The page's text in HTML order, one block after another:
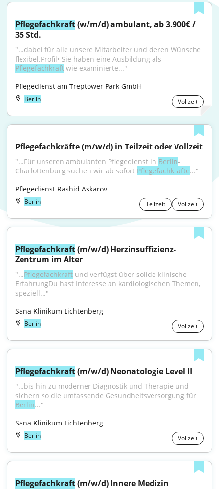
Pflegefachkraft (w/m/d) ambulant, ab 3.900€ /
35 Std.
"...dabei für alle unsere Mitarbeiter und deren Wünsche
Pflegefachkraft wie examinierte..."
Pflegedienst am Treptower Park GmbH
Berlin Vollzeit
Pflegefachkräfte (m/w/d) in Teilzeit oder Vollzeit
"...Für unseren ambulanten Pflegedienst in Berlin-
Charlottenburg suchen wir ab sofort Pflegefachkräfte..."
Pflegedienst Rashid Askarov
Berlin Teilzeit Vollzeit
Pflegefachkraft (m/w/d) Herzinsuffizienz-
Zentrum im Alter
"...Pflegefachkraft und verfügst über solide klinische
ErfahrungDu hast Interesse an kardiologischen Themen,
speziell..."
Sana Klinikum Lichtenberg
Berlin Vollzeit
Pflegefachkraft (m/w/d) Neonatologie Level II
"...bis hin zu moderner Diagnostik und Therapie und
Berlin..."
Sana Klinikum Lichtenberg
Berlin Vollzeit
Pflegefachkraft (m/w/d) Innere Medizin